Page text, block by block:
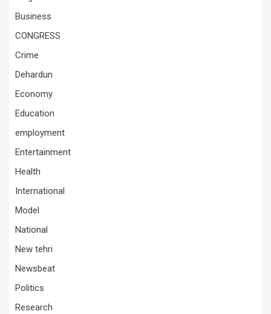
Business
CONGRESS
Crime
Dehardun
Economy
Education
employment
Entertainment
Health
International
Model
National
New tehri
Newsbeat
Politics
Research